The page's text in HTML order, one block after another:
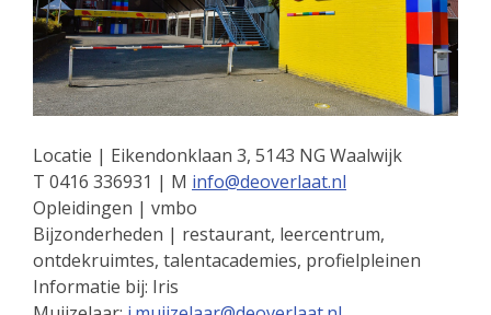
Locatie | Eikendonklaan 3, 5143 NG Waalwijk
T 0416 336931 | M info@deoverlaat.nl
Opleidingen | vmbo
Bijzonderheden | restaurant, leercentrum,
ontdekruimtes, talentacademies, profielpleinen
Informatie bij: Iris